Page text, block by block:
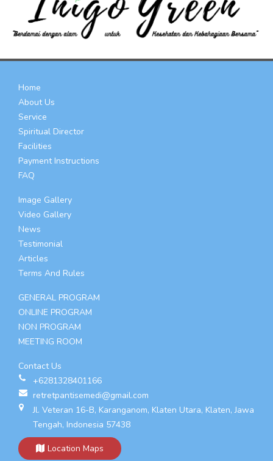
Home
About Us
Service
Spiritual Director
Facilities
Payment Instructions
FAQ
Image Gallery
Video Gallery
News
Testimonial
Articles
Terms And Rules
GENERAL PROGRAM
ONLINE PROGRAM
NON PROGRAM
MEETING ROOM
Contact Us
+6281328401166
retretpantisemedi@gmail.com
Jl. Veteran 16-B, Karanganom, Klaten Utara, Klaten, Jawa
Tengah, Indonesia 57438
Location Maps